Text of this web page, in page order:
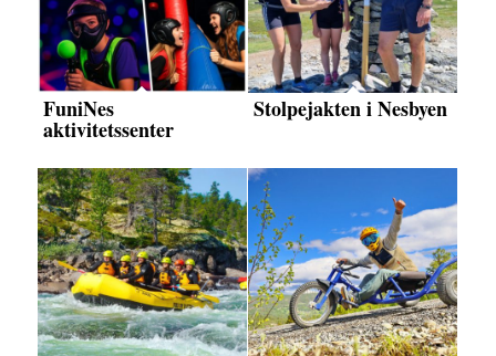
FuniNes
aktivitetssenter
Stolpejakten i Nesbyen